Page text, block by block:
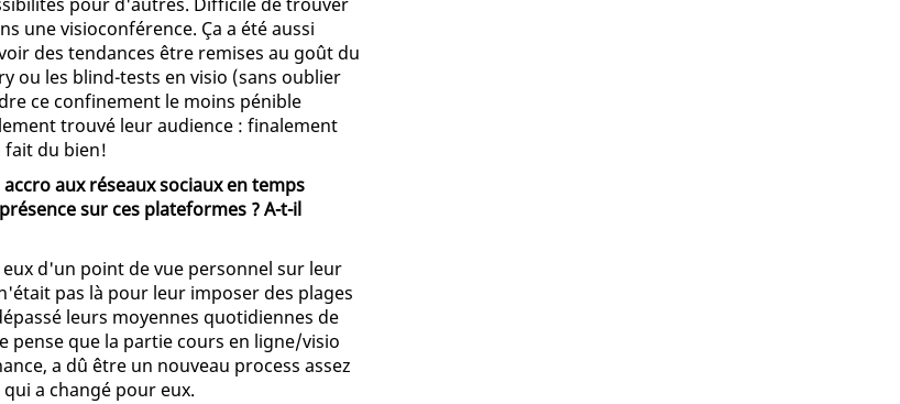
une visioconférence. Ça a été aussi
des tendances être remises au goût du
ou les blind-tests en visio (sans oublier
ce confinement le moins pénible
trouvé leur audience : finalement
fait du bien!
aux réseaux sociaux en temps
sur ces plateformes ? A-t-il
d'un point de vue personnel sur leur
pas là pour leur imposer des plages
leurs moyennes quotidiennes de
pense que la partie cours en ligne/visio
a dû être un nouveau process assez
a changé pour eux.